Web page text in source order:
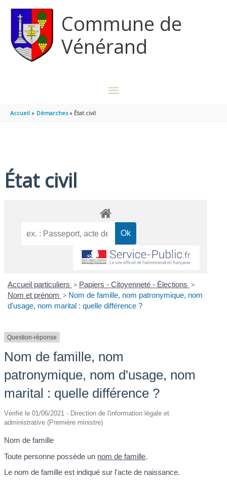
Commune de
Vénérand
MENU
Accueil Démarches État civil
État civil
Accueil particuliers > Papiers - Citoyenneté - Élections >
Nom et prénom > Nom de famille, nom patronymique, nom
d'usage, nom marital : quelle différence ?
Question-réponse
Nom de famille, nom
patronymique, nom d'usage, nom
marital : quelle différence ?
Vérifié le 01/06/2021 - Direction de l'information légale et
administrative (Première ministre)
Nom de famille
Toute personne possède un nom de famille.
Le nom de famille est indiqué sur l'acte de naissance.